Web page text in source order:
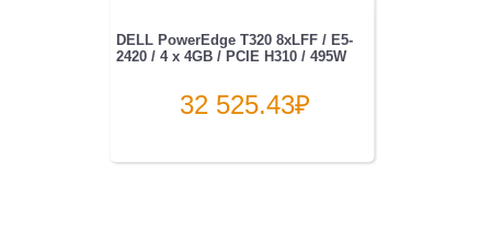
DELL PowerEdge T320 8xLFF / E5-
2420 / 4 x 4GB / PCIE H310 / 495W
32 525.43₽